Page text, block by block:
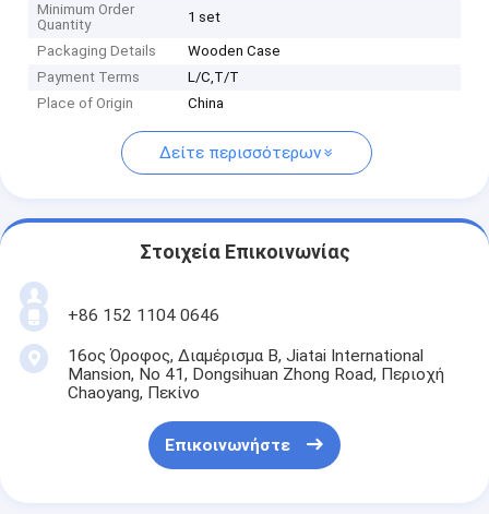
Minimum Order
Quantity
1 set
Packaging Details
Wooden Case
Payment Terms
L/C,T/T
Place of Origin
China
Δείτε περισσότερων
Στοιχεία Επικοινωνίας
+86 152 1104 0646
16ος Όροφος, Διαμέρισμα Β, Jiatai International
Mansion, No 41, Dongsihuan Zhong Road, Περιοχή
Chaoyang, Πεκίνο
Επικοινωνήστε